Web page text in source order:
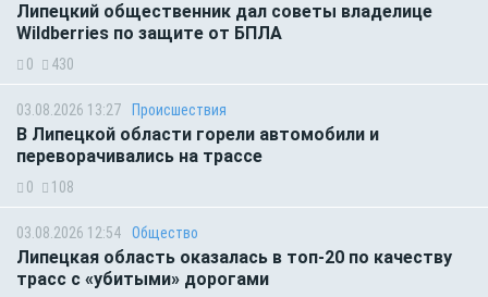
Липецкий общественник дал советы владелице
Wildberries по защите от БПЛА
0 430
03.08.2026 13:27 Происшествия
В Липецкой области горели автомобили и
переворачивались на трассе
0 108
03.08.2026 12:54 Общество
Липецкая область оказалась в топ-20 по качеству
трасс с «убитыми» дорогами